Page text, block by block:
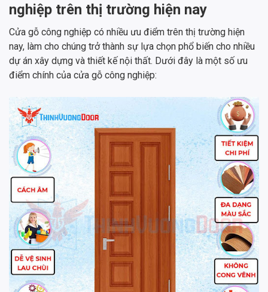
nghiệp trên thị trường hiện nay
Cửa gỗ công nghiệp có nhiều ưu điểm trên thị trường hiện
nay, làm cho chúng trở thành sự lựa chọn phổ biến cho nhiều
dự án xây dựng và thiết kế nội thất. Dưới đây là một số ưu
điểm chính của cửa gỗ công nghiệp: